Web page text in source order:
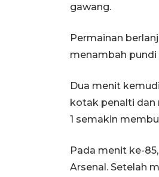
gawang.
Permainan
menambah pundi
Dua menit
kotak penalti dan
1 semakin
Pada menit ke-
Arsenal. Setelah